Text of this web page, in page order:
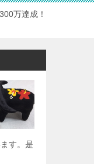
万達成！
す。是